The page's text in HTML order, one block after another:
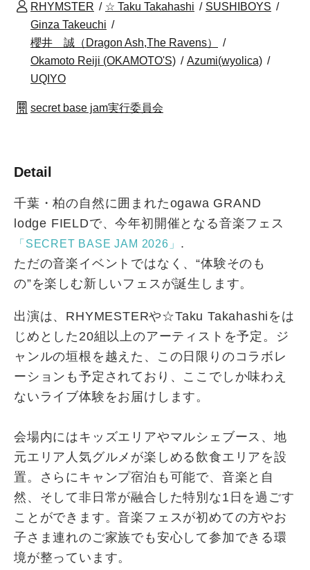
RHYMSTER ☆ Taku Takahashi
SUSHIBOYS
Ginza Takeuchi
櫻井 誠（Dragon Ash,The Ravens）
Okamoto Reiji (OKAMOTO'S)
Azumi(wyolica)
UQIYO
secret base jam実行委員会
Detail
千葉・柏の自然に囲まれたogawa GRAND
lodge FIELDで、今年初開催となる音楽フェス
「SECRET BASE JAM 2026」 .
ただの音楽イベントではなく、“体験そのも
の”を楽しむ新しいフェスが誕生します。
出演は、RHYMESTERや☆Taku Takahashiをは
じめとした20組以上のアーティストを予定。ジ
ャンルの垣根を越えた、この日限りのコラボレ
ーションも予定されており、ここでしか味わえ
ないライブ体験をお届けします。
会場内にはキッズエリアやマルシェブース、地
元エリア人気グルメが楽しめる飲食エリアを設
置。さらにキャンプ宿泊も可能で、音楽と自
然、そして非日常が融合した特別な1日を過ごす
ことができます。音楽フェスが初めての方やお
子さま連れのご家族でも安心して参加できる環
境が整っています。